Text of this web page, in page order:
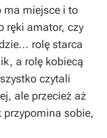
ma miejsce i to
ręki amator, czy
rolę starca
a rolę kobiecą
czytali
ale przecież aż
sobie,